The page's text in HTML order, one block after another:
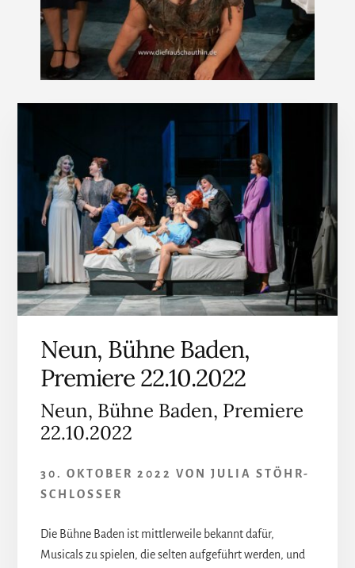
Neun, Bühne Baden,
Premiere 22.10.2022
Neun, Bühne Baden, Premiere
22.10.2022
30. OKTOBER 2022 VON JULIA STÖHR-
SCHLOSSER
Die Bühne Baden ist mittlerweile bekannt dafür,
Musicals zu spielen, die selten aufgeführt werden, und